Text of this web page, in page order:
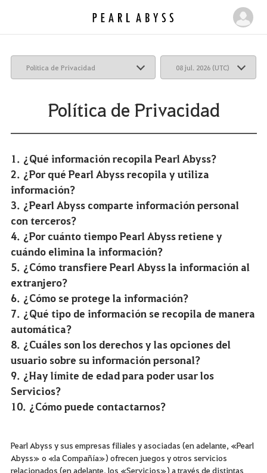
P
e
r
l
y
|
P
e
r
A
b
y
s
M
i
p
á
a
Política de Privacidad
1. ¿Qué información recopila Pearl Abyss?
2. ¿Por qué Pearl Abyss recopila y utiliza
información?
3. ¿Pearl Abyss comparte información personal
con terceros?
4. ¿Por cuánto tiempo Pearl Abyss retiene y
cuándo elimina la información?
5. ¿Cómo transfiere Pearl Abyss la información al
extranjero?
6. ¿Cómo se protege la información?
7. ¿Qué tipo de información se recopila de manera
automática?
8. ¿Cuáles son los derechos y las opciones del
usuario sobre su información personal?
9. ¿Hay límite de edad para poder usar los
Servicios?
10. ¿Cómo puede contactarnos?
Pearl Abyss y sus empresas filiales y asociadas (en adelante, «Pearl
Abyss» o «la Compañía») ofrecen juegos y otros servicios
relacionados (en adelante, los «Servicios») a través de distintas